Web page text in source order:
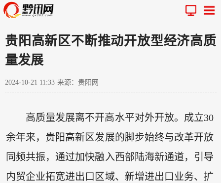
贵阳高新区不断推动开放型经济高质
量发展
2024-10-21 11:33 来源：贵阳网
高质量发展离不开高水平对外开放。成立30
余年来，贵阳高新区发展的脚步始终与改革开放
同频共振，通过加快融入西部陆海新通道，引导
内贸企业拓宽进出口区域、新增进出口业务、扩